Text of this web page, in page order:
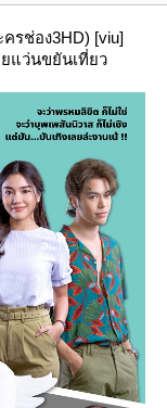
รช่อง3HD) [viu]
ยแว่นขยันเที่ยว